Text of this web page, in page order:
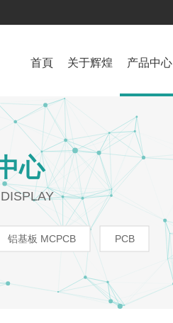
首頁 关于辉煌
伙伴 企业文化
产品中心
PCB
制程能力
品质管理
行业新闻
心
铝基板 MCPCB PCB